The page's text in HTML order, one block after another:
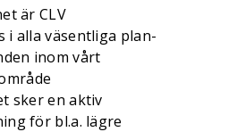
är CLV
i alla väsentliga plan-
inom vårt
sker en aktiv
för bl.a. lägre